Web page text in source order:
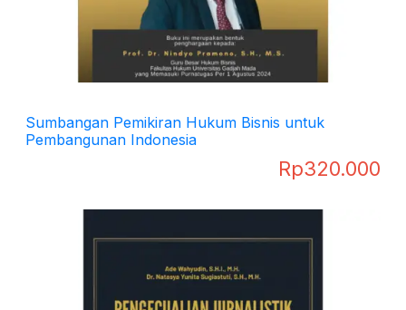
Sumbangan Pemikiran Hukum Bisnis untuk
Pembangunan Indonesia
Rp320.000